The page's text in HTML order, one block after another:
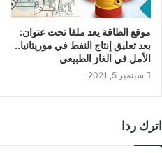
موقع الطاقة يعد ملفا تحت عنوان:
بعد تعليق إنتاج النفط في موريتانيا..
الأمل في الغاز الطبيعي
سبتمبر 5, 2021
اترك ردا